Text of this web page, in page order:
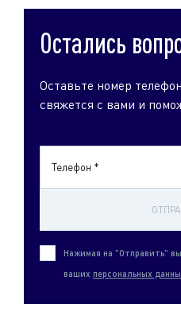
Остались
Оставьте номер
свяжется с вами и
Телефон *
Нажимая на "Отправить"
ваших персональных